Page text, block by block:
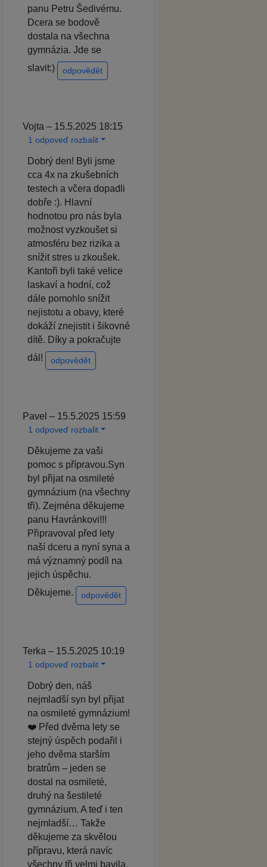
panu Petru Šedivému.
Dcera se bodově
dostala na všechna
gymnázia. Jde se
slavit:)
odpovědět
Vojta – 15.5.2025 18:15
1 odpoveď rozbalit
Dobrý den! Byli jsme
cca 4x na zkušebních
testech a včera dopadli
dobře :). Hlavní
hodnotou pro nás byla
možnost vyzkoušet si
atmosféru bez rizika a
snížit stres u zkoušek.
Kantoři byli také velice
laskaví a hodní, což
dále pomohlo snížit
nejistotu a obavy, které
dokáží znejistit i šikovné
dítě. Díky a pokračujte
dál!
odpovědět
Pavel – 15.5.2025 15:59
1 odpoveď rozbalit
Děkujeme za vaši
pomoc s přípravou.Syn
byl přijat na osmileté
gymnázium (na všechny
tři). Zejména děkujeme
panu Havránkovi!!!
Připravoval před lety
naší dceru a nyní syna a
má významný podíl na
jejich úspěchu.
Děkujeme.
odpovědět
Terka – 15.5.2025 10:19
1 odpoveď rozbalit
Dobrý den, náš
nejmladší syn byl přijat
na osmileté gymnázium!
❤️ Před dvěma lety se
stejný úspěch podařil i
jeho dvěma starším
bratrům – jeden se
dostal na osmileté,
druhý na šestileté
gymnázium. A teď i ten
nejmladší… Takže
děkujeme za skvělou
přípravu, která navíc
všechny tři velmi bavila.